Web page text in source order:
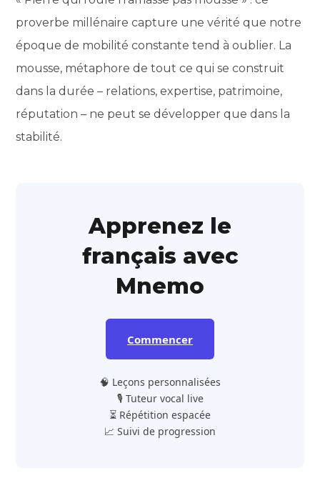
proverbe millénaire capture une vérité que notre
époque de mobilité constante tend à oublier. La
mousse, métaphore de tout ce qui se construit
dans la durée – relations, expertise, patrimoine,
réputation – ne peut se développer que dans la
stabilité.
Apprenez le
français avec
Mnemo
Commencer
🧠 Leçons personnalisées
🎙️ Tuteur vocal live
⏳ Répétition espacée
📈 Suivi de progression